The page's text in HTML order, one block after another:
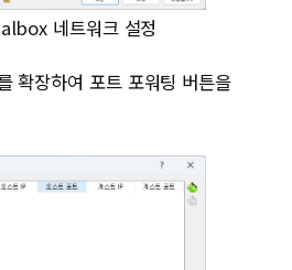
네트워크 설정
확장하여 포트 포워팅 버튼을